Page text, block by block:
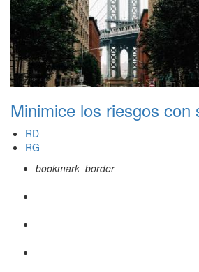
Minimice los riesgos con
RD
RG
bookmark_border